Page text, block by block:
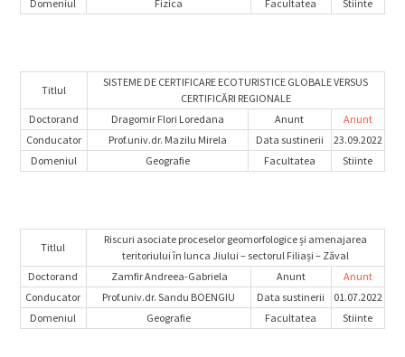
Domeniul
Fizica Facultatea Stiinte
Titlul
SISTEME DE CERTIFICARE ECOTURISTICE GLOBALE VERSUS
CERTIFICĂRI REGIONALE
Doctorand
Dragomir Flori Loredana Anunt
Anunt
Conducator
Prof.univ.dr. Mazilu Mirela Data sustinerii
23.09.2022
Domeniul
Geografie Facultatea Stiinte
Titlul
Riscuri asociate proceselor geomorfologice și amenajarea
teritoriului în lunca Jiului – sectorul Filiași – Zăval
Doctorand
Zamfir Andreea-Gabriela Anunt
Anunt
Conducator
Prof.univ.dr. Sandu BOENGIU Data sustinerii
01.07.2022
Domeniul
Geografie Facultatea Stiinte